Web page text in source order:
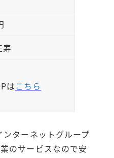
寿
はこちら
ターネットグループ
のサービスなので安